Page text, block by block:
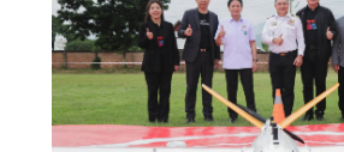
2026 ราชา - ราชัน รุ่งไพรพนา และรองทั้
Mister